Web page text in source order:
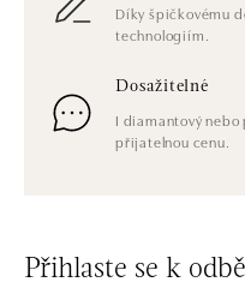
Díky špičkovému
technologiím.
Dosažitelné
I diamantový
přijatelnou cenu.
Přihlaste se k